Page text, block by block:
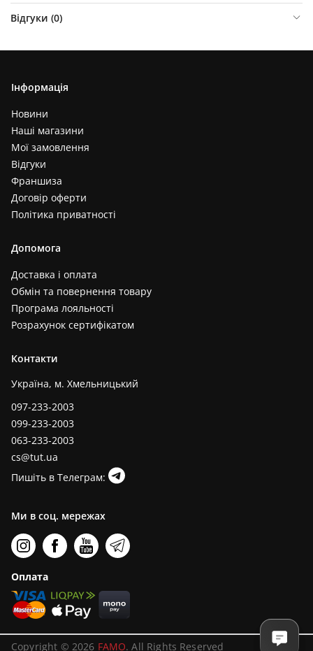
Відгуки (0)
Інформація
Новини
Наші магазини
Мої замовлення
Відгуки
Франшиза
Договір оферти
Політика приватності
Допомога
Доставка і оплата
Обмін та повернення товару
Програма лояльності
Розрахунок сертифікатом
Контакти
Україна, м. Хмельницький
097-233-2003
099-233-2003
063-233-2003
cs@tut.ua
Пишіть в Телеграм:
Ми в соц. мережах
Оплата
Copyright © 2026 FAMO. All Rights Reserved